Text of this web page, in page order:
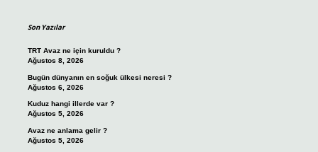
Son Yazılar
TRT Avaz ne için kuruldu ?
Ağustos 8, 2026
Bugün dünyanın en soğuk ülkesi neresi ?
Ağustos 6, 2026
Kuduz hangi illerde var ?
Ağustos 5, 2026
Avaz ne anlama gelir ?
Ağustos 5, 2026